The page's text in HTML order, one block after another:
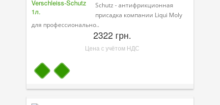
Schutz - антифрикционная
присадка компании Liqui Moly
для профессионально..
2322 грн.
Цена с учётом НДС